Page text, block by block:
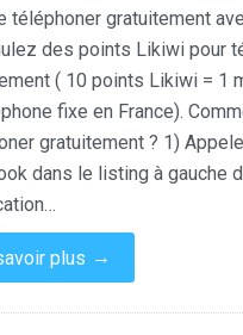
téléphoner gratuitement
des points Likiwi pour
( 10 points Likiwi = 1
fixe en France).
gratuitement ? 1)
dans le listing à gauche
plus →